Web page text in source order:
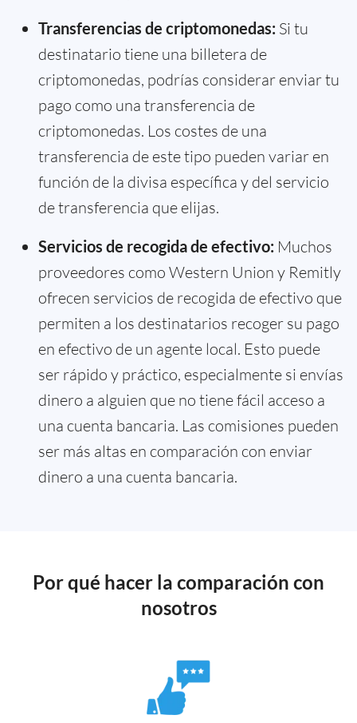
Transferencias de criptomonedas: Si tu
destinatario tiene una billetera de
criptomonedas, podrías considerar enviar tu
pago como una transferencia de
criptomonedas. Los costes de una
transferencia de este tipo pueden variar en
función de la divisa específica y del servicio
de transferencia que elijas.
Servicios de recogida de efectivo: Muchos
proveedores como Western Union y Remitly
ofrecen servicios de recogida de efectivo que
permiten a los destinatarios recoger su pago
en efectivo de un agente local. Esto puede
ser rápido y práctico, especialmente si envías
dinero a alguien que no tiene fácil acceso a
una cuenta bancaria. Las comisiones pueden
ser más altas en comparación con enviar
dinero a una cuenta bancaria.
Por qué hacer la comparación con
nosotros